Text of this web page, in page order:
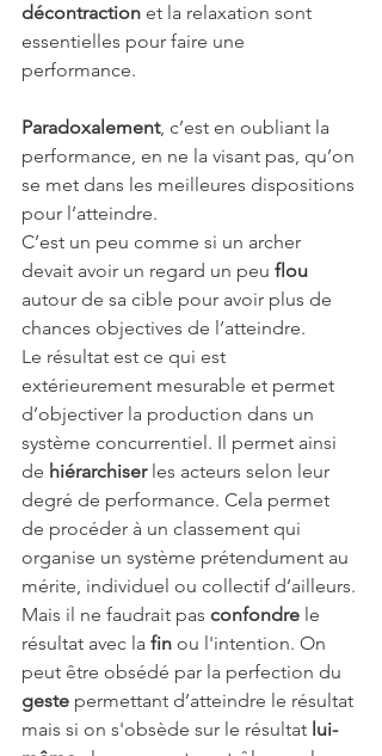
décontraction et la relaxation sont
essentielles pour faire une
performance.
Paradoxalement, c’est en oubliant la
performance, en ne la visant pas, qu’on
se met dans les meilleures dispositions
pour l’atteindre.
C’est un peu comme si un archer
devait avoir un regard un peu flou
autour de sa cible pour avoir plus de
chances objectives de l’atteindre.
Le résultat est ce qui est
extérieurement mesurable et permet
d’objectiver la production dans un
système concurrentiel. Il permet ainsi
de hiérarchiser les acteurs selon leur
degré de performance. Cela permet
de procéder à un classement qui
organise un système prétendument au
mérite, individuel ou collectif d’ailleurs.
Mais il ne faudrait pas confondre le
résultat avec la fin ou l'intention. On
peut être obsédé par la perfection du
geste permettant d’atteindre le résultat
mais si on s'obsède sur le résultat lui-